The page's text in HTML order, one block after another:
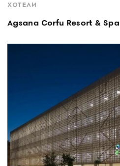
ХОТЕЛИ
Agsana Corfu Resort & Spa